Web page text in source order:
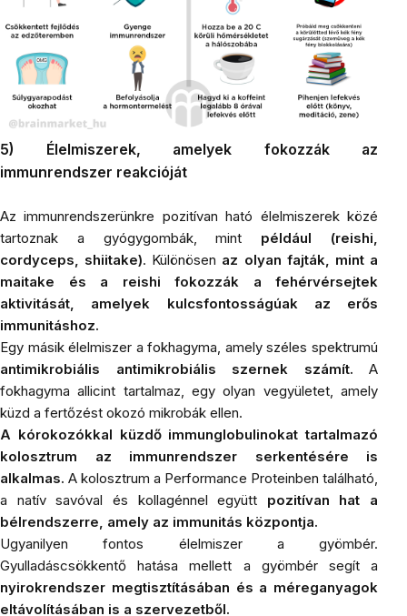
5) Élelmiszerek, amelyek fokozzák az
immunrendszer reakcióját
Az immunrendszerünkre pozitívan ható élelmiszerek közé
tartoznak a gyógygombák, mint például (reishi,
cordyceps, shiitake). Különösen az olyan fajták, mint a
maitake és a reishi fokozzák a fehérvérsejtek
aktivitását, amelyek kulcsfontosságúak az erős
immunitáshoz.
Egy másik élelmiszer a fokhagyma, amely széles spektrumú
antimikrobiális antimikrobiális szernek számít. A
fokhagymaallicint tartalmaz, egy olyan vegyületet, amely
küzd a fertőzést okozó mikrobák ellen.
A kórokozókkal küzdő immunglobulinokat tartalmazó
kolosztrum az immunrendszer serkentésére is
alkalmas. A kolosztrum a Performance Proteinben található,
a natív savóval és kollagénnel együtt pozitívan hat a
bélrendszerre, amely az immunitás központja.
Ugyanilyen fontos élelmiszer a gyömbér.
Gyulladáscsökkentő hatása mellett a gyömbérsegít a
nyirokrendszer megtisztításában és a méreganyagok
eltávolításában is a szervezetből.